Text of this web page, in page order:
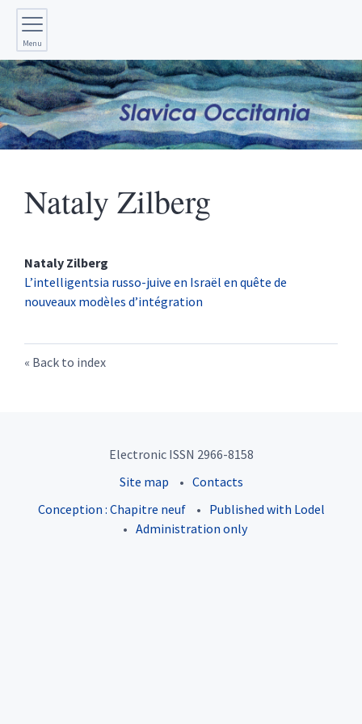
Menu
Nataly Zilberg
Nataly Zilberg
L’intelligentsia russo-juive en Israël en quête de
nouveaux modèles d’intégration
Back to index
Electronic ISSN 2966-8158
Site map
Contacts
Conception : Chapitre neuf
Published with Lodel
Administration only